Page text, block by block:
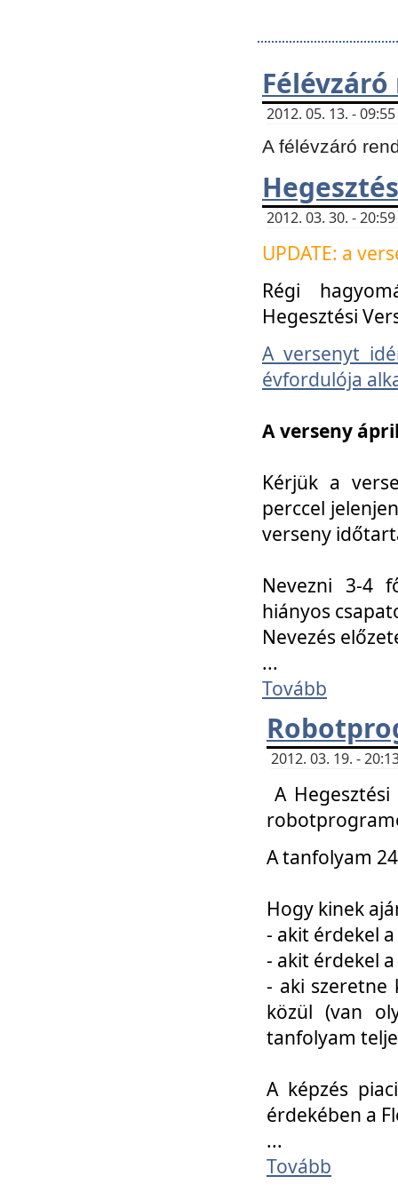
2012. 05. 13. -
A félévzáró
2012. 03. 30. -
UPDATE: a
Régi
Hegesztési
A versenyt
évfordulója
A verseny
Kérjük a
perccel
verseny
Nevezni 3-4
hiányos
Nevezés
...
Tovább
2012. 03. 19. -
A
A tanfolyam
Hogy kinek
- akit érdekel
- akit érdekel
- aki szeretne
közül (van
tanfolyam
A képzés
érdekében a
...
Tovább